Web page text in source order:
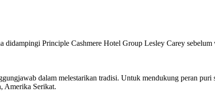
Principle Cashmere Hotel Group Lesley Carey
dalam melestarikan tradisi. Untuk mendukung peran
Amerika Serikat.